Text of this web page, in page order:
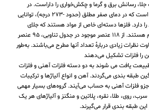
رسانش برق و گرما و چکش‌خواری را داراست. در
تعریف فیزیکی فلز ماده ای است که در دمای صفر مطلق (حدود -۲۷۳ درجه)، توانایی
را دارد. فلزها دسته‌ای خاص از مواد هستند که جلای
فلزی داشته و معمولاً محکم هستند. از ۱۱۸ عنصر موجود در جدول تناوبی، ۹۵ عنصر
نظرات زیادی دربارهٔ تعداد آنها مطرح می‌باشند. به‌طور
یافت می شوند به دو دسته فلزات آهنی و فلزات
طبقه بندی می‌گردند. آهن و انواع آلیاژها و ترکیبات
جزو فلزات آهنی به حساب می‌‌آیند. گروه‌های بسیار مهمی
روی، طلا، نقره، پلاتین و منگنز و آلیاژهای هر یک
این طبقه‌ بندی قرار می‌‌گیرند.